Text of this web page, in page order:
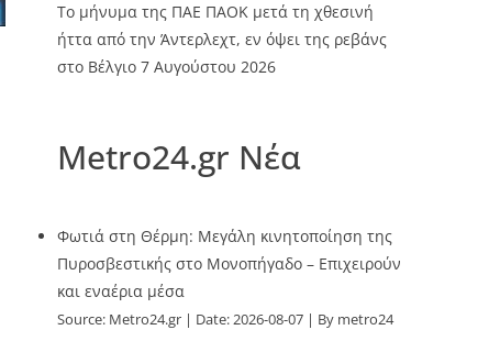
Το μήνυμα της ΠΑΕ ΠΑΟΚ μετά τη χθεσινή
ήττα από την Άντερλεχτ, εν όψει της ρεβάνς
στο Βέλγιο 7 Αυγούστου 2026
Metro24.gr Νέα
Φωτιά στη Θέρμη: Μεγάλη κινητοποίηση της
Πυροσβεστικής στο Μονοπήγαδο – Επιχειρούν
και εναέρια μέσα
Source: Metro24.gr Date: 2026-08-07 By metro24